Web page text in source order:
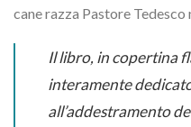
cane razza Pastore
Il libro, in copertina
interamente
all’addestramento